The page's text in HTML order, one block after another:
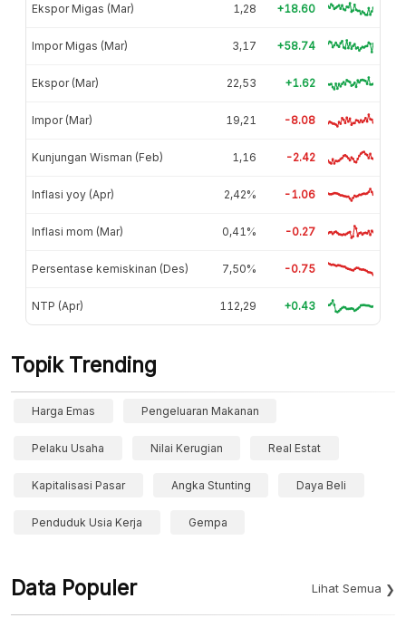
Ekspor Migas (Mar) 1,28 +18.60
Impor Migas (Mar) 3,17 +58.74
Ekspor (Mar) 22,53 +1.62
Impor (Mar) 19,21 -8.08
Kunjungan Wisman (Feb) 1,16 -2.42
Inflasi yoy (Apr) 2,42% -1.06
Inflasi mom (Mar) 0,41% -0.27
Persentase kemiskinan (Des) 7,50% -0.75
NTP (Apr) 112,29 +0.43
Topik Trending
Harga Emas Pengeluaran Makanan
Pelaku Usaha Nilai Kerugian Real Estat
Kapitalisasi Pasar Angka Stunting Daya Beli
Penduduk Usia Kerja Gempa
Data Populer Lihat Semua